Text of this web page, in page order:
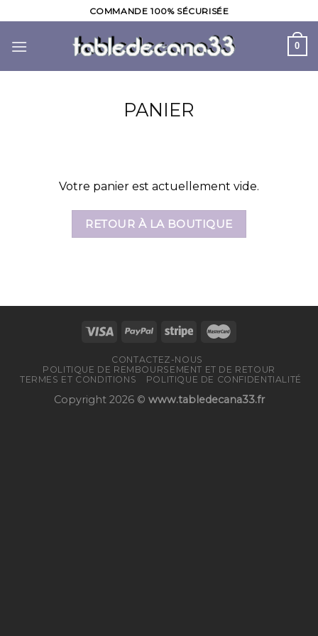
to
content
COMMANDE 100% SÉCURISÉE
0
PANIER
Votre panier est actuellement vide.
RETOUR À LA BOUTIQUE
CONTACTEZ-NOUS
POLITIQUE DE REMBOURSEMENT ET DE RETOUR
TERMES ET CONDITIONS
POLITIQUE DE CONFIDENTIALITÉ
Copyright 2026 © www.tabledecana33.fr